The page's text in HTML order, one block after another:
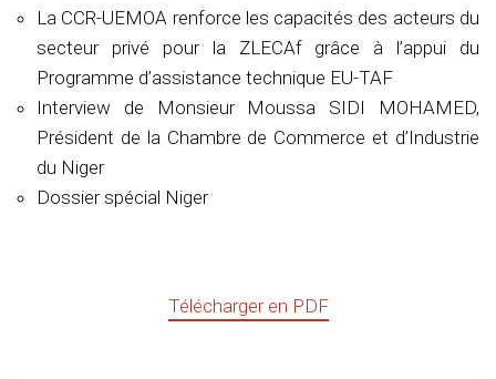
La CCR-UEMOA renforce les capacités des acteurs du
secteur privé pour la ZLECAf grâce à l’appui du
Programme d’assistance technique EU-TAF
Interview de Monsieur Moussa SIDI MOHAMED,
Président de la Chambre de Commerce et d’Industrie
du Niger
Dossier spécial Niger
Télécharger en PDF